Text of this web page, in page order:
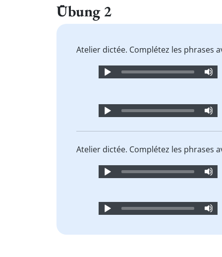
Übung 2
Atelier dictée. Complétez les phrases
Atelier dictée. Complétez les phrases